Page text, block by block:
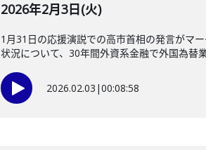
2026年2月3日(火)
1月31日の応援演説での高市首相の発言がマ
状況について、30年間外資系金融で外国為替
2026.02.03 |00:08:58